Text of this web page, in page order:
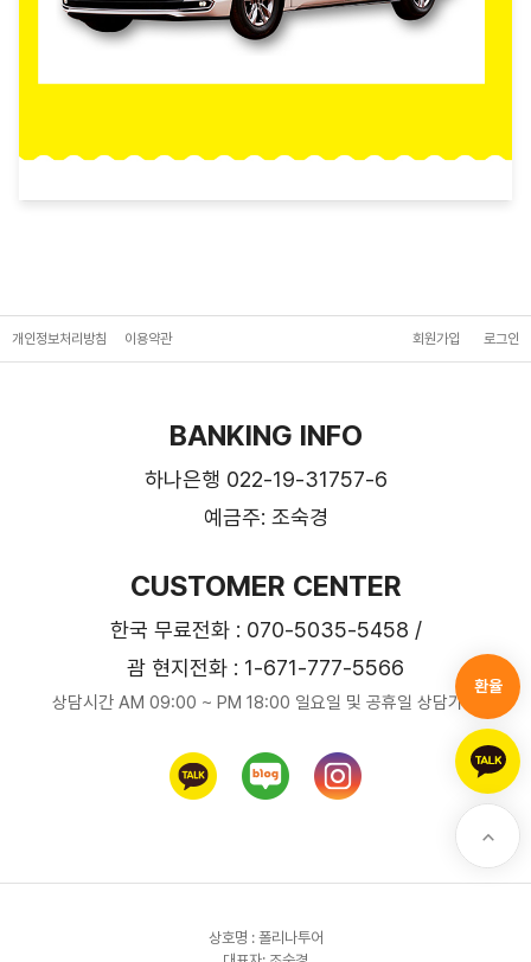
환율
개인정보처리방침 이용약관 회원가입 로그인
BANKING INFO
하나은행 022-19-31757-6
예금주: 조숙경
CUSTOMER CENTER
한국 무료전화 : 070-5035-5458 /
괌 현지전화 : 1-671-777-5566
상담시간 AM 09:00 ~ PM 18:00 일요일 및 공휴일 상담가능
상호명 : 폴리나투어